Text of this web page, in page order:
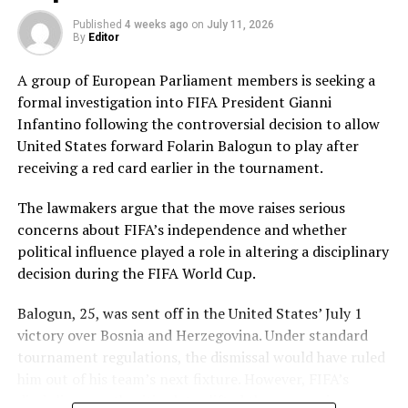
Pakistan’s disciplined bowling attack shared the
workload effectively. Nashra Sandhu finished with
impressive figures of 3 for 42, while Tasmia Rubab
claimed 2 for 34. Umm-e-Hani, Syeda Aroob Shah and
captain Fatima Sana chipped in with a wicket apiece to
keep the scoring under control.
In reply, Pakistan laid the foundation through Gull
Feroza, who produced a fluent 78 off 77 balls, laced with
11 boundaries. She dominated the opening stand before
being trapped leg before wicket by Kavisha Dilhari after
steering her side into a commanding position.
Experienced batter Sidra Amin anchored the chase with
a measured 57 from 94 deliveries, rotating the strike
effectively while building partnerships that kept
Pakistan comfortably ahead of the required rate. Ayesha
Published 4 weeks ago on July 11, 2026
By Editor
A group of European Parliament members is seeking a
formal investigation into FIFA President Gianni
Infantino following the controversial decision to allow
United States forward Folarin Balogun to play after
receiving a red card earlier in the tournament.
The lawmakers argue that the move raises serious
concerns about FIFA’s independence and whether
political influence played a role in altering a disciplinary
decision during the FIFA World Cup.
Balogun, 25, was sent off in the United States’ July 1
victory over Bosnia and Herzegovina. Under standard
tournament regulations, the dismissal would have ruled
disciplinary authorities later lifted the suspension,